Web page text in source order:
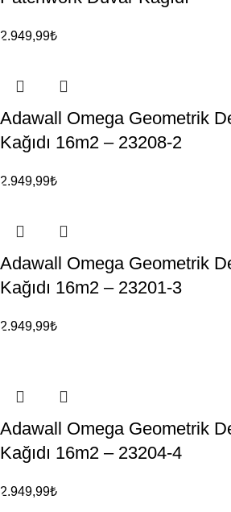
2.949,99₺
Adawall Omega Geometrik
Kağıdı 16m2 – 23208-2
2.949,99₺
Adawall Omega Geometrik
Kağıdı 16m2 – 23201-3
2.949,99₺
Adawall Omega Geometrik
Kağıdı 16m2 – 23204-4
2.949,99₺